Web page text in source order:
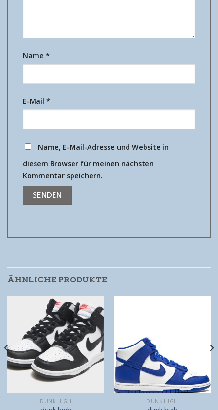
Name *
E-Mail *
Name, E-Mail-Adresse und Website in
diesem Browser für meinen nächsten
Kommentar speichern.
ÄHNLICHE PRODUKTE
DUNK HIGH DUNK HIGH